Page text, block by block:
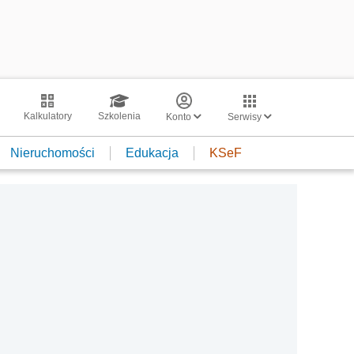
Kalkulatory Szkolenia Konto Serwisy
Nieruchomości Edukacja KSeF